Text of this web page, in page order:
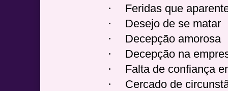
·
Feridas que
·
Desejo de se matar
·
Decepção amorosa
·
Decepção na
·
Falta de confiança
·
Cercado de